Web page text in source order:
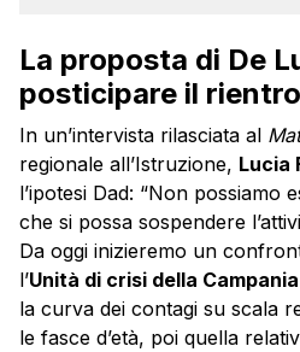
La proposta di De
posticipare il
In un’intervista rilasciata al
regionale all’Istruzione, Lucia
l’ipotesi Dad: “Non possiamo
che si possa sospendere
Da oggi inizieremo un
l’Unità di crisi della Campania
la curva dei contagi su scala
le fasce d’età, poi quella